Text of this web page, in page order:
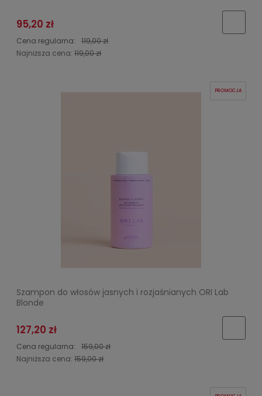
95,20 zł
Cena regularna:
119,00 zł
Najniższa cena: 119,00 zł
Szampon do włosów jasnych i rozjaśnianych ORI Lab
Blonde
127,20 zł
Cena regularna:
159,00 zł
Najniższa cena: 159,00 zł
PROMOCJA